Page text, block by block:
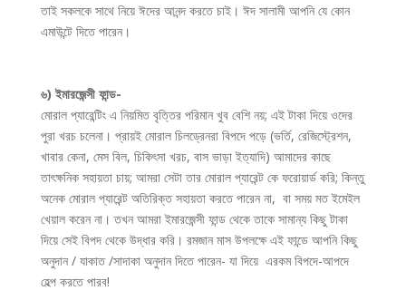
তাই সকলকে সাথে নিয়ে ঈদের আনন্দ করতে চাই। ঈদ সালামী আপনি যে কোন
এমাউন্টে দিতে পারেন।
৬) ইমারজেন্সী ফান্ড-
মোরাল প্যারেন্টিং এ নিয়মিত বৃত্তির পরিমান খুব বেশি নয়; এই টাকা দিয়ে ওদের
পুরা খরচ চলেনা। প্রায়ই মোরাল চিলড্রেনরা বিপদে পড়ে (ভর্তি, রেজিস্ট্রেশন,
খাবার কেনা, মেস বিল, চিকিৎসা খরচ, বাস ভাড়া ইত্যাদি) আমাদের কাছে
তাৎক্ষনিক সহায়তা চায়; আমরা সেটা তার মোরাল প্যারেন্ট কে ফরোয়ার্ড করি; কিন্তু
অনেক মোরাল প্যারেন্ট অতিরিক্ত সহায়তা করতে পারেন না, বা সময় মত ইমেইল
খেয়াল করেন না। তখন আমরা ইমারজেন্সী ফান্ড থেকে তাকে সামান্য কিছু টাকা
দিয়ে সেই বিপদ থেকে উদ্ধার করি। রমজান মাস উপলক্ষে এই ফান্ডে আপনি কিছু
অনুদান / যাকাত /সাদাকা অনুদান দিতে পারেন- যা দিয়ে এরকম বিপদে-আপদে
হেল্প করতে পারব!